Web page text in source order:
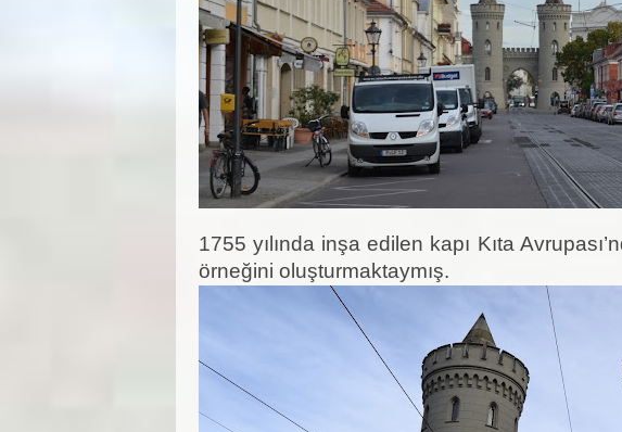
1755 yılında inşa edilen kapı Kıta
örneğini oluşturmaktaymış.